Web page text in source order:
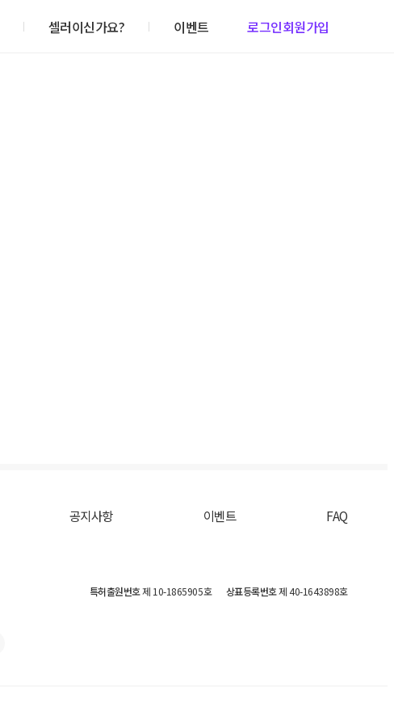
셀러이신가요? 이벤트 로그인회원가입
공지사항 이벤트 FAQ
특허출원번호제 10-1865905호 상표등록번호제 40-1643898호